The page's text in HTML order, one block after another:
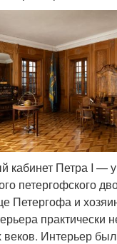
кабинет Петра I —
петергофского
Петергофа и
практически
веков. Интерьер